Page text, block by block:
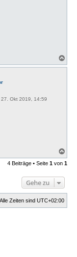
a
27. Okt 2019, 14:59
a
c
e
4 Beiträge • Seite 1 von 1
Gehe zu
Alle Zeiten sind UTC+02:00